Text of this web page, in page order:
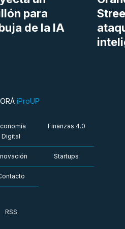
para
de la IA
iProUP
Digital
Finanzas 4.0
Startups
RSS